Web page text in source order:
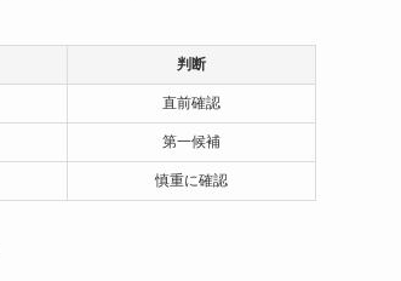
判断
直前確認
第一候補
慎重に確認